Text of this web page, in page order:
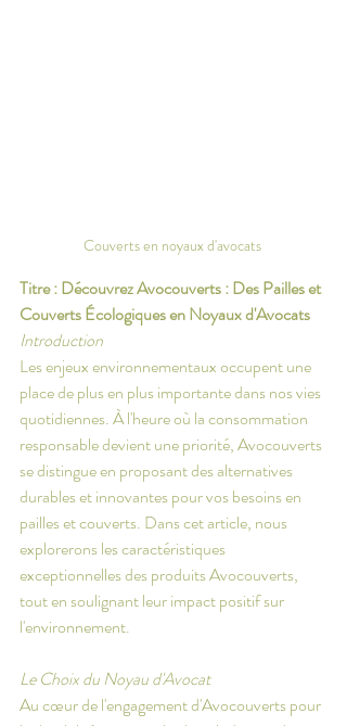
Couverts en noyaux d'avocats
Titre : Découvrez Avocouverts : Des Pailles et
Couverts Écologiques en Noyaux d'Avocats
Introduction
Les enjeux environnementaux occupent une
place de plus en plus importante dans nos vies
quotidiennes. À l'heure où la consommation
responsable devient une priorité, Avocouverts
se distingue en proposant des alternatives
durables et innovantes pour vos besoins en
pailles et couverts. Dans cet article, nous
explorerons les caractéristiques
exceptionnelles des produits Avocouverts,
tout en soulignant leur impact positif sur
l'environnement.
Le Choix du Noyau d'Avocat
Au cœur de l'engagement d'Avocouverts pour